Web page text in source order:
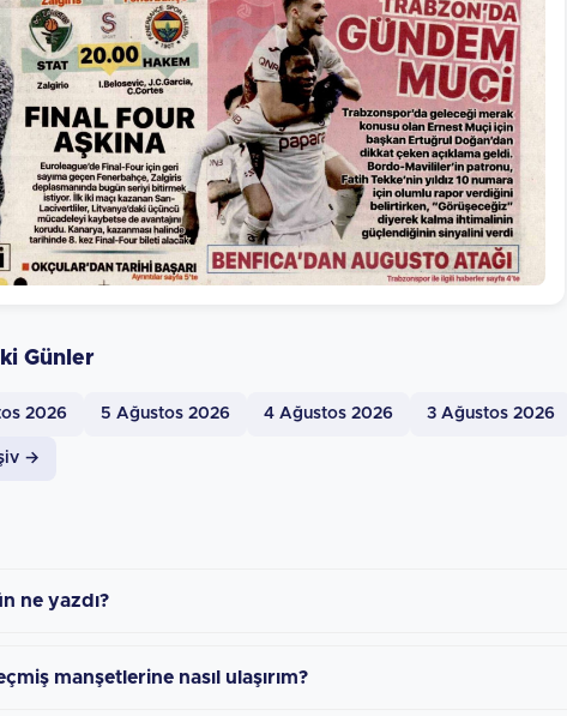
Günler
2026 5 Ağustos 2026 4 Ağustos 2026 3 Ağustos 2026
→
ne yazdı?
manşetlerine nasıl ulaşırım?